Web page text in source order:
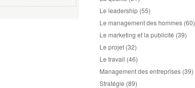
Le leadership (55)
Le management des hommes (60)
Le marketing et la publicité (39)
Le projet (32)
Le travail (46)
Management des entreprises (39)
Stratégie (89)